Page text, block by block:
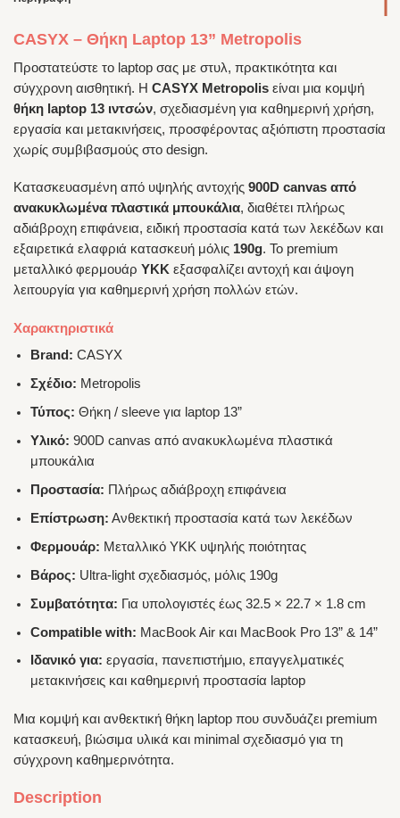
CASYX – Θήκη Laptop 13” Metropolis
Προστατεύστε το laptop σας με στυλ, πρακτικότητα και
σύγχρονη αισθητική. Η CASYX Metropolis είναι μια κομψή
θήκη laptop 13 ιντσών, σχεδιασμένη για καθημερινή χρήση,
εργασία και μετακινήσεις, προσφέροντας αξιόπιστη προστασία
χωρίς συμβιβασμούς στο design.
Κατασκευασμένη από υψηλής αντοχής 900D canvas από
ανακυκλωμένα πλαστικά μπουκάλια, διαθέτει πλήρως
αδιάβροχη επιφάνεια, ειδική προστασία κατά των λεκέδων και
εξαιρετικά ελαφριά κατασκευή μόλις 190g. Το premium
μεταλλικό φερμουάρ YKK εξασφαλίζει αντοχή και άψογη
λειτουργία για καθημερινή χρήση πολλών ετών.
Χαρακτηριστικά
Brand: CASYX
Σχέδιο: Metropolis
Τύπος: Θήκη / sleeve για laptop 13”
Υλικό: 900D canvas από ανακυκλωμένα πλαστικά
μπουκάλια
Προστασία: Πλήρως αδιάβροχη επιφάνεια
Επίστρωση: Ανθεκτική προστασία κατά των λεκέδων
Φερμουάρ: Μεταλλικό YKK υψηλής ποιότητας
Βάρος: Ultra-light σχεδιασμός, μόλις 190g
Συμβατότητα: Για υπολογιστές έως 32.5 × 22.7 × 1.8 cm
Compatible with: MacBook Air και MacBook Pro 13” & 14”
Ιδανικό για: εργασία, πανεπιστήμιο, επαγγελματικές
μετακινήσεις και καθημερινή προστασία laptop
Μια κομψή και ανθεκτική θήκη laptop που συνδυάζει premium
κατασκευή, βιώσιμα υλικά και minimal σχεδιασμό για τη
σύγχρονη καθημερινότητα.
Description